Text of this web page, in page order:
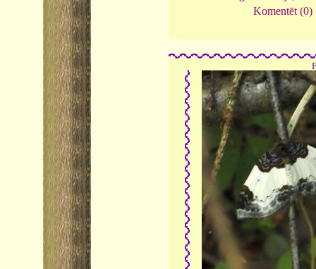
Komentēt (0)